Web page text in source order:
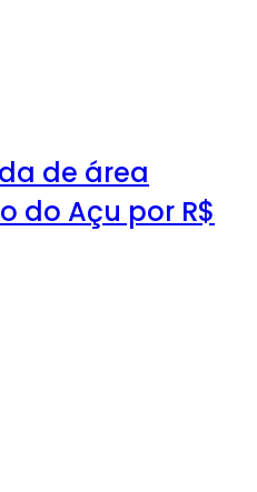
de área
do Açu por R$